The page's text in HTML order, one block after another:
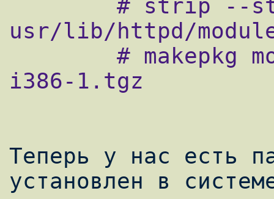
usr/lib/httpd/
i386-1.tgz
Теперь у нас есть